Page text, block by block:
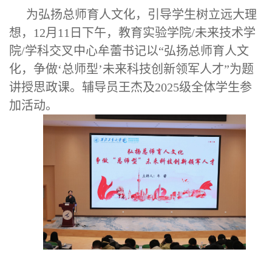
为弘扬总师育人文化，引导学生树立远大理
想，12月11日下午，教育实验学院/未来技术学
院/学科交叉中心牟蕾书记以“弘扬总师育人文
化，争做‘总师型’未来科技创新领军人才”为题
讲授思政课。辅导员王杰及2025级全体学生参
加活动。